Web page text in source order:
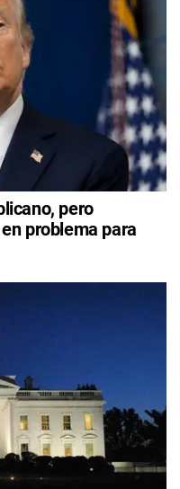
pero
problema para